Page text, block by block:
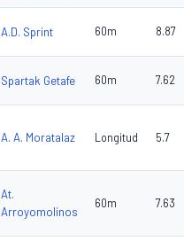
A.D. Sprint 60m 8.87
Spartak Getafe 60m 7.62
A. A. Moratalaz Longitud 5.7
At.
Arroyomolinos
60m 7.63